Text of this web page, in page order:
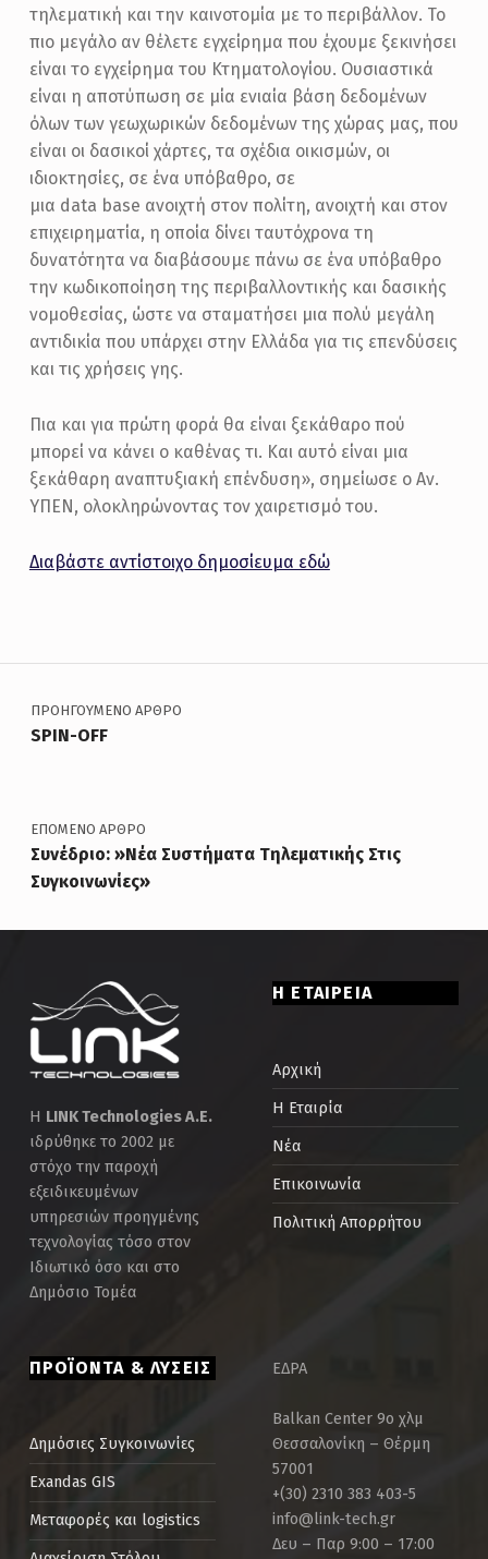
τηλεματική και την καινοτομία με το περιβάλλον. Το
πιο μεγάλο αν θέλετε εγχείρημα που έχουμε ξεκινήσει
είναι το εγχείρημα του Κτηματολογίου. Ουσιαστικά
είναι η αποτύπωση σε μία ενιαία βάση δεδομένων
όλων των γεωχωρικών δεδομένων της χώρας μας, που
είναι οι δασικοί χάρτες, τα σχέδια οικισμών, οι
ιδιοκτησίες, σε ένα υπόβαθρο, σε
μια data base ανοιχτή στον πολίτη, ανοιχτή και στον
επιχειρηματία, η οποία δίνει ταυτόχρονα τη
δυνατότητα να διαβάσουμε πάνω σε ένα υπόβαθρο
την κωδικοποίηση της περιβαλλοντικής και δασικής
νομοθεσίας, ώστε να σταματήσει μια πολύ μεγάλη
αντιδικία που υπάρχει στην Ελλάδα για τις επενδύσεις
και τις χρήσεις γης.
Πια και για πρώτη φορά θα είναι ξεκάθαρο πού
μπορεί να κάνει ο καθένας τι. Και αυτό είναι μια
ξεκάθαρη αναπτυξιακή επένδυση», σημείωσε ο Αν.
ΥΠΕΝ, ολοκληρώνοντας τον χαιρετισμό του.
Διαβάστε αντίστοιχο δημοσίευμα εδώ
Πλοήγηση άρθρων
ΠΡΟΗΓΟΎΜΕΝΟ ΆΡΘΡΟ
SPIN-OFF
ΕΠΌΜΕΝΟ ΆΡΘΡΟ
Συνέδριο: »Νέα Συστήματα Τηλεματικής Στις
Συγκοινωνίες»
Η LINK Technologies Α.Ε.
ιδρύθηκε το 2002 με
στόχο την παροχή
εξειδικευμένων
υπηρεσιών προηγμένης
τεχνολογίας τόσο στον
Ιδιωτικό όσο και στο
Δημόσιο Τομέα
Η ΕΤΑΙΡΕΙΑ
Αρχική
Η Εταιρία
Νέα
Επικοινωνία
Πολιτική Απορρήτου
ΠΡΟΪΟΝΤΑ & ΛΥΣΕΙΣ
Δημόσιες Συγκοινωνίες
Exandas GIS
Μεταφορές και logistics
ΕΔΡΑ
Balkan Center 9ο χλμ
Θεσσαλονίκη – Θέρμη
57001
+(30) 2310 383 403-5
info@link-tech.gr
Δευ – Παρ 9:00 – 17:00